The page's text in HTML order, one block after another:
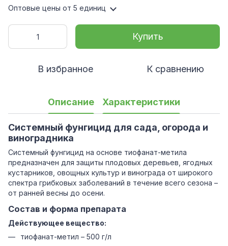
Оптовые цены от 5 единиц
Купить
В избранное К сравнению
Описание Характеристики
Системный фунгицид для сада, огорода и
виноградника
Системный фунгицид на основе тиофанат-метила
предназначен для защиты плодовых деревьев, ягодных
кустарников, овощных культур и винограда от широкого
спектра грибковых заболеваний в течение всего сезона –
от ранней весны до осени.
Состав и форма препарата
Действующее вещество:
тиофанат-метил – 500 г/л